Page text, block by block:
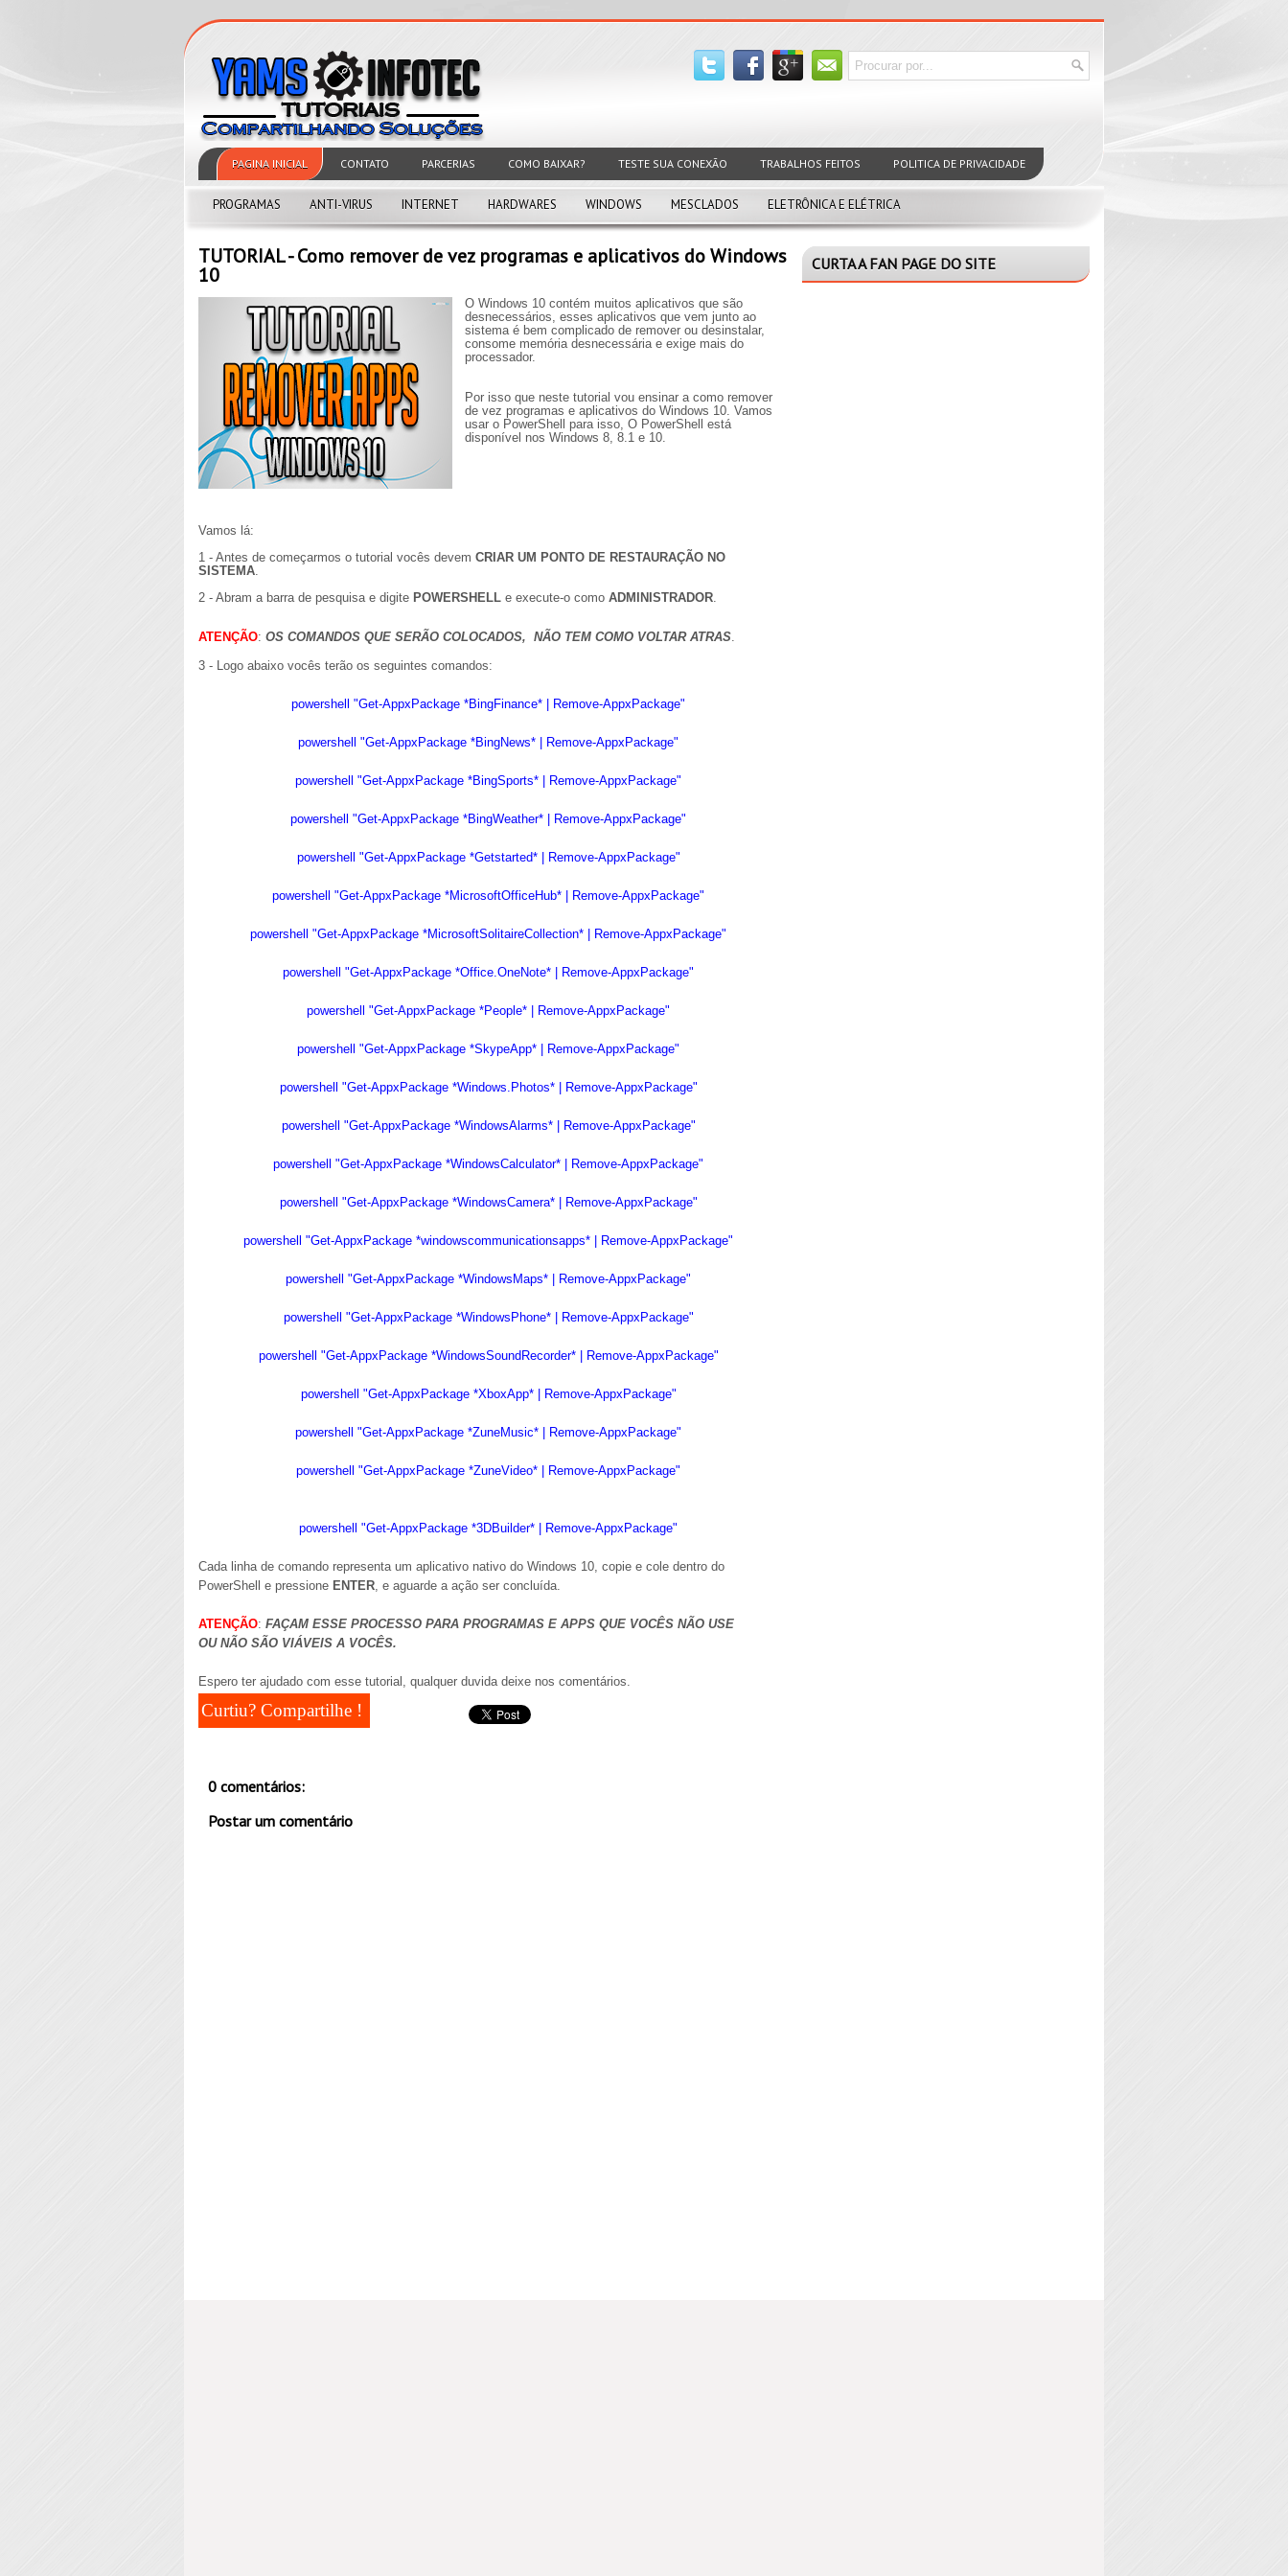
PAGINA INICIAL CONTATO PARCERIAS COMO BAIXAR? TESTE SUA CONEXÃO TRABALHOS FEITOS POLITICA DE PRIVACIDADE
PROGRAMAS ANTI-VIRUS INTERNET HARDWARES WINDOWS MESCLADOS ELETRÔNICA E ELÉTRICA
TUTORIAL - Como remover de vez programas e aplicativos do Windows
10
O Windows 10 contém muitos aplicativos que são
desnecessários, esses aplicativos que vem junto ao
sistema é bem complicado de remover ou desinstalar,
consome memória desnecessária e exige mais do
processador.
Por isso que neste tutorial vou ensinar a como remover
de vez programas e aplicativos do Windows 10. Vamos
usar o PowerShell para isso, O PowerShell
está
disponível nos Windows 8, 8.1 e 10.
Vamos lá:
1 - Antes de começarmos o tutorial vocês devem CRIAR UM PONTO DE RESTAURAÇÃO NO
SISTEMA
2 - Abram a barra de pesquisa e digite POWERSHELL e execute-o como ADMINISTRADOR
ATENÇÃO: OS COMANDOS QUE SERÃO COLOCADOS, NÃO TEM COMO VOLTAR ATRAS
3 - Logo abaixo vocês terão os seguintes comandos:
powershell "Get-AppxPackage *BingFinance* | Remove-AppxPackage"
powershell "Get-AppxPackage *BingNews* | Remove-AppxPackage"
powershell "Get-AppxPackage *BingSports* | Remove-AppxPackage"
powershell "Get-AppxPackage *BingWeather* | Remove-AppxPackage"
powershell "Get-AppxPackage *Getstarted* | Remove-AppxPackage"
powershell "Get-AppxPackage *MicrosoftOfficeHub* | Remove-AppxPackage"
powershell "Get-AppxPackage *MicrosoftSolitaireCollection* | Remove-AppxPackage"
powershell "Get-AppxPackage *Office.OneNote* | Remove-AppxPackage"
powershell "Get-AppxPackage *People* | Remove-AppxPackage"
powershell "Get-AppxPackage *SkypeApp* | Remove-AppxPackage"
powershell "Get-AppxPackage *Windows.Photos* | Remove-AppxPackage"
powershell "Get-AppxPackage *WindowsAlarms* | Remove-AppxPackage"
powershell "Get-AppxPackage *WindowsCalculator* | Remove-AppxPackage"
powershell "Get-AppxPackage *WindowsCamera* | Remove-AppxPackage"
powershell "Get-AppxPackage *windowscommunicationsapps* | Remove-AppxPackage"
powershell "Get-AppxPackage *WindowsMaps* | Remove-AppxPackage"
powershell "Get-AppxPackage *WindowsPhone* | Remove-AppxPackage"
powershell "Get-AppxPackage *WindowsSoundRecorder* | Remove-AppxPackage"
powershell "Get-AppxPackage *XboxApp* | Remove-AppxPackage"
powershell "Get-AppxPackage *ZuneMusic* | Remove-AppxPackage"
powershell "Get-AppxPackage *ZuneVideo* | Remove-AppxPackage"
powershell "Get-AppxPackage *3DBuilder* | Remove-AppxPackage"
Cada linha de comando representa um aplicativo nativo do Windows 10, copie e cole dentro do
PowerShell e pressione ENTER, e aguarde a ação ser concluída.
ATENÇÃO: FAÇAM ESSE PROCESSO PARA PROGRAMAS E APPS QUE VOCÊS NÃO USE
OU NÃO SÃO VIÁVEIS A VOCÊS.
Espero ter ajudado com esse tutorial, qualquer duvida deixe nos comentários.
Curtiu? Compartilhe !
0 comentários:
Postar um comentário
CURTA A FAN PAGE DO SITE